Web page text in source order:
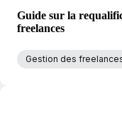
Guide sur la
freelances
Gestion des